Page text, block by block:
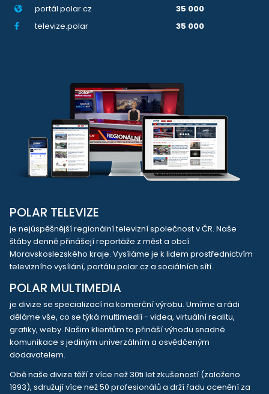
portál polar.cz
35 000
televize.polar
35 000
POLAR TELEVIZE
je nejúspěšnější regionální televizní společnost v ČR. Naše
štáby denně přinášejí reportáže z měst a obcí
Moravskoslezského kraje. Vysíláme je k lidem prostřednictvím
televizního vysílání, portálu polar.cz a sociálních sítí.
POLAR MULTIMEDIA
je divize se specializací na komerční výrobu. Umíme a rádi
děláme vše, co se týká multimedií - videa, virtuální realitu,
grafiky, weby. Našim klientům to přináší výhodu snadné
komunikace s jediným univerzálním a osvědčeným
dodavatelem.
Obě naše divize těží z více než 30ti let zkušeností (založeno
1993), sdružují více než 50 profesionálů a drží řadu ocenění za